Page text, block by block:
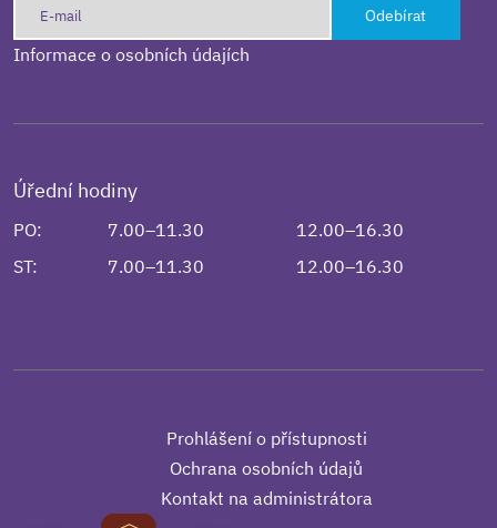
Odebírat
Informace o osobních údajích
Úřední hodiny
PO: 7.00–11.30
12.00–16.30
ST:
7.00–11.30 12.00–16.30
Prohlášení o přístupnosti
Ochrana osobních údajů
Kontakt na administrátora